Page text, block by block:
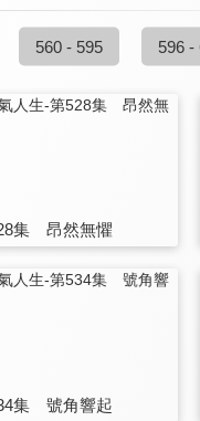
560 - 595 596 -
集 昂然無懼
集 號角響起